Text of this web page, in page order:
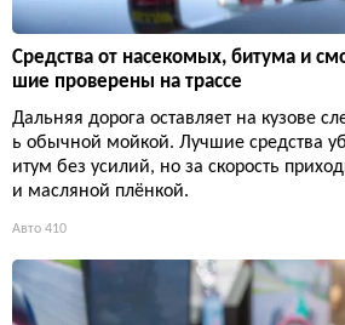
Средства от насекомых, битума и
шие проверены на трассе
Дальняя дорога оставляет на кузове
ь обычной мойкой. Лучшие средства
итум без усилий, но за скорость
и масляной плёнкой.
Авто 410